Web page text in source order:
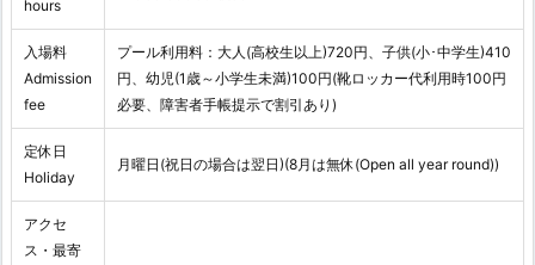
hours
入場料
Admission
fee
プール利用料：大人(高校生以上)720円、子供(小･中学生)410
円、幼児(1歳～小学生未満)100円(靴ロッカー代利用時100円
必要、障害者手帳提示で割引あり)
定休日
Holiday
月曜日(祝日の場合は翌日)(8月は無休(Open all year round))
アクセ
ス・最寄